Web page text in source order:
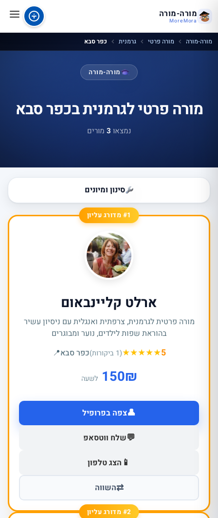
מורה-מורה
MoreMora
מורה-מורה מורה פרטי גרמנית כפר סבא
מורה-מורה
מורה פרטי לגרמנית בכפר סבא
נמצאו 3 מורים
סינון ומיונים
#1 מדורג עליון
ארלט קליינבאום
מורה פרטית לגרמנית, צרפתית ואנגלית עם ניסיון עשיר
בהוראת שפות לילדים, נוער ומבוגרים
(1 ביקורות)★★★★★5 כפר סבא📍
₪
150 לשעה
👤צפה בפרופיל
💬שלח ווטסאפ
📱 הצג טלפון
⇄השווה
#2 מדורג עליון